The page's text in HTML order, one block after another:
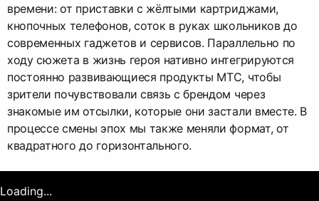
времени: от приставки с жёлтыми картриджами,
кнопочных телефонов, соток в руках школьников до
современных гаджетов и сервисов. Параллельно по
ходу сюжета в жизнь героя нативно интегрируются
постоянно развивающиеся продукты МТС, чтобы
зрители почувствовали связь с брендом через
знакомые им отсылки, которые они застали вместе. В
процессе смены эпох мы также меняли формат, от
квадратного до горизонтального.
Loading...